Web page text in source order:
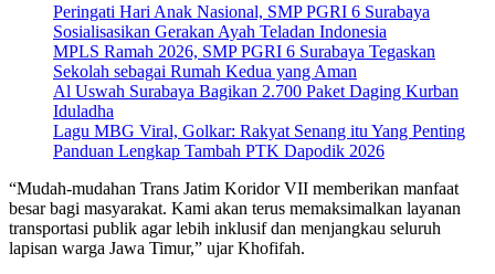
Peringati Hari Anak Nasional, SMP PGRI 6 Surabaya
Sosialisasikan Gerakan Ayah Teladan Indonesia
MPLS Ramah 2026, SMP PGRI 6 Surabaya Tegaskan
Sekolah sebagai Rumah Kedua yang Aman
Al Uswah Surabaya Bagikan 2.700 Paket Daging Kurban
Iduladha
Lagu MBG Viral, Golkar: Rakyat Senang itu Yang Penting
Panduan Lengkap Tambah PTK Dapodik 2026
“Mudah-mudahan Trans Jatim Koridor VII memberikan manfaat
besar bagi masyarakat. Kami akan terus memaksimalkan layanan
transportasi publik agar lebih inklusif dan menjangkau seluruh
lapisan warga Jawa Timur,” ujar Khofifah.